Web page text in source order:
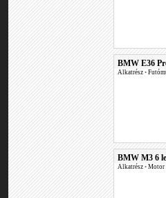
BMW E36
Alkatrész •
BMW M3 6
Alkatrész • Motor